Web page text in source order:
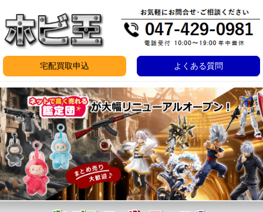
ン
テ
ン
ツ
へ
ス
キ
ッ
プ
宅配買取申込 よくある質問
HOME
2026
年
5
月